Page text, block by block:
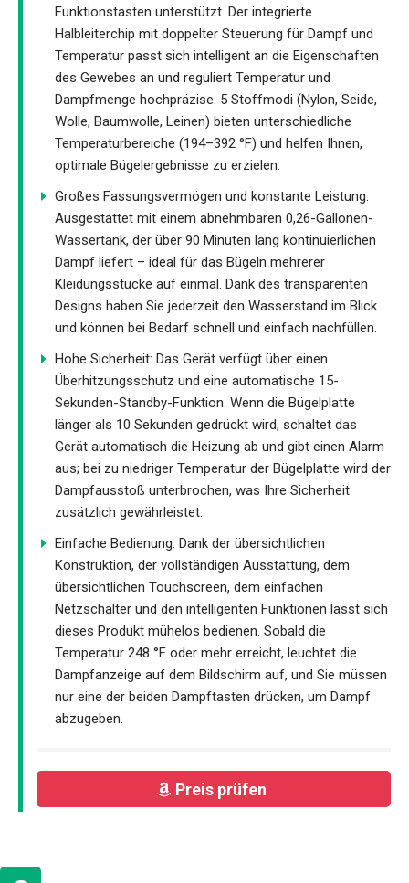
Funktionstasten unterstützt. Der integrierte
Halbleiterchip mit doppelter Steuerung für Dampf und
Temperatur passt sich intelligent an die Eigenschaften
des Gewebes an und reguliert Temperatur und
Dampfmenge hochpräzise. 5 Stoffmodi (Nylon, Seide,
Wolle, Baumwolle, Leinen) bieten unterschiedliche
Temperaturbereiche (194–392 °F) und helfen Ihnen,
optimale Bügelergebnisse zu erzielen.
Großes Fassungsvermögen und konstante Leistung:
Ausgestattet mit einem abnehmbaren 0,26-Gallonen-
Wassertank, der über 90 Minuten lang kontinuierlichen
Dampf liefert – ideal für das Bügeln mehrerer
Kleidungsstücke auf einmal. Dank des transparenten
Designs haben Sie jederzeit den Wasserstand im Blick
und können bei Bedarf schnell und einfach nachfüllen.
Hohe Sicherheit: Das Gerät verfügt über einen
Überhitzungsschutz und eine automatische 15-
Sekunden-Standby-Funktion. Wenn die Bügelplatte
länger als 10 Sekunden gedrückt wird, schaltet das
Gerät automatisch die Heizung ab und gibt einen Alarm
aus; bei zu niedriger Temperatur der Bügelplatte wird der
Dampfausstoß unterbrochen, was Ihre Sicherheit
zusätzlich gewährleistet.
Einfache Bedienung: Dank der übersichtlichen
Konstruktion, der vollständigen Ausstattung, dem
übersichtlichen Touchscreen, dem einfachen
Netzschalter und den intelligenten Funktionen lässt sich
dieses Produkt mühelos bedienen. Sobald die
Temperatur 248 °F oder mehr erreicht, leuchtet die
Dampfanzeige auf dem Bildschirm auf, und Sie müssen
nur eine der beiden Dampftasten drücken, um Dampf
abzugeben.
Preis prüfen